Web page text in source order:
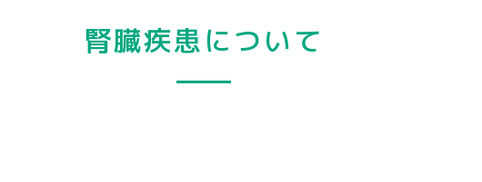
腎臓疾患について